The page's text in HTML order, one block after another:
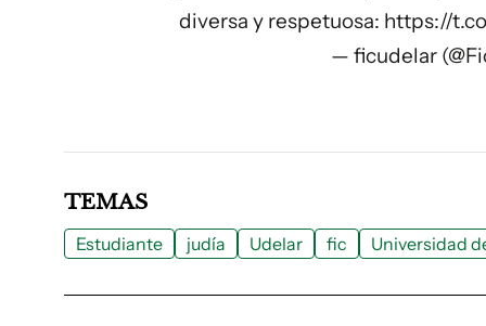
diversa y respetuosa: https://
— ficudelar
TEMAS
Estudiante judía Udelar fic Universidad